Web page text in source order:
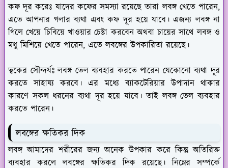
কফ দূর করেঃ যাদের কফের সমস্যা রয়েছে তারা লবঙ্গ খেতে পারেন,
এতে আপনার গলার ব্যথা এবং কফ দূর হয়ে যাবে। এজন্য লবঙ্গ না
গিলে খেয়ে চিবিয়ে খাওয়ার চেষ্টা করবেন অথবা চায়ের সাথে লবঙ্গ ও
মধু মিশিয়ে খেতে পারেন, এতে লবঙ্গের উপকারিতা রয়েছে।
ত্বকের সৌন্দর্যঃলবঙ্গ তেল ব্যবহার করতে পারেন যেকোনো ব্যথা দূর
করতে সাহায্য করবে। এর মধ্যে ব্যাকটেরিয়ার উপাদান থাকার
কারণে সকল ধরনের ব্যথা দূর হয়ে যাবে। তাই লবঙ্গ তেল ব্যবহার
করতে পারেন।
লবঙ্গের ক্ষতিকর দিক
লবঙ্গ আমাদের শরীরের জন্য অনেক উপকার করে কিন্তু অতিরিক্ত
ব্যবহার করলে লবঙ্গের ক্ষতিকর দিক রয়েছে। নিম্নের সম্পর্কে